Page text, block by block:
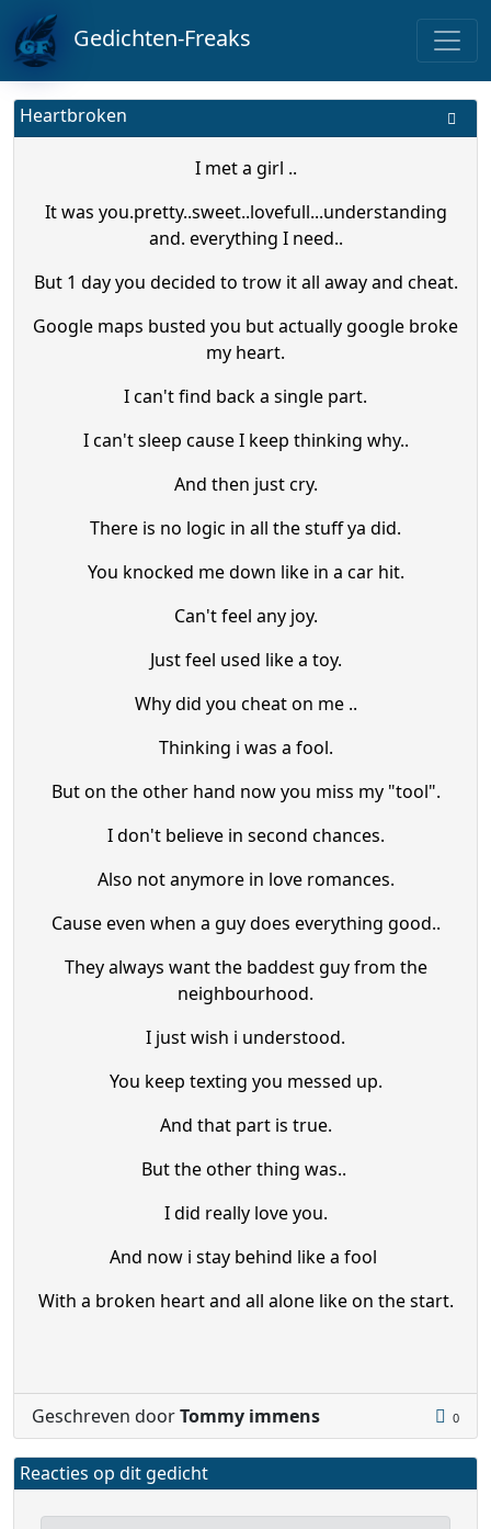
Gedichten-Freaks
Heartbroken
I met a girl ..
It was you.pretty..sweet..lovefull...understanding
and. everything I need..
But 1 day you decided to trow it all away and cheat.
Google maps busted you but actually google broke
my heart.
I can't find back a single part.
I can't sleep cause I keep thinking why..
And then just cry.
There is no logic in all the stuff ya did.
You knocked me down like in a car hit.
Can't feel any joy.
Just feel used like a toy.
Why did you cheat on me ..
Thinking i was a fool.
But on the other hand now you miss my "tool".
I don't believe in second chances.
Also not anymore in love romances.
Cause even when a guy does everything good..
They always want the baddest guy from the
neighbourhood.
I just wish i understood.
You keep texting you messed up.
And that part is true.
But the other thing was..
I did really love you.
And now i stay behind like a fool
With a broken heart and all alone like on the start.
Geschreven doorTommy immens 0
Reacties op dit gedicht